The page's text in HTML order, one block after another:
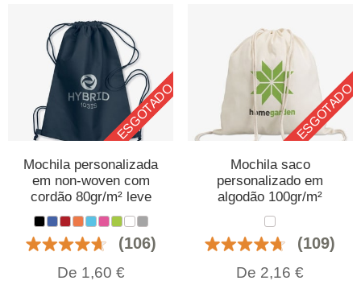
ESGOTADO
Mochila personalizada
em non-woven com
cordão 80gr/m² leve
(106)
De 1,60 €
ESGOTADO
Mochila saco
personalizado em
algodão 100gr/m²
(109)
De 2,16 €